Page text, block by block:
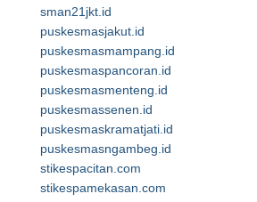
sman21jkt.id
puskesmasjakut.id
puskesmasmampang.id
puskesmaspancoran.id
puskesmasmenteng.id
puskesmassenen.id
puskesmaskramatjati.id
puskesmasngambeg.id
stikespacitan.com
stikespamekasan.com